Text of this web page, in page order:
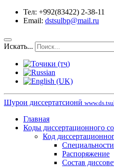
Тел: +992(83422) 2-38-11
Email: dstsulbp@mail.ru
Искать...
Шурои диссертатсионӣ
Главная
Коды диссертационного
Код
Специальности
Распоряжение
Состав